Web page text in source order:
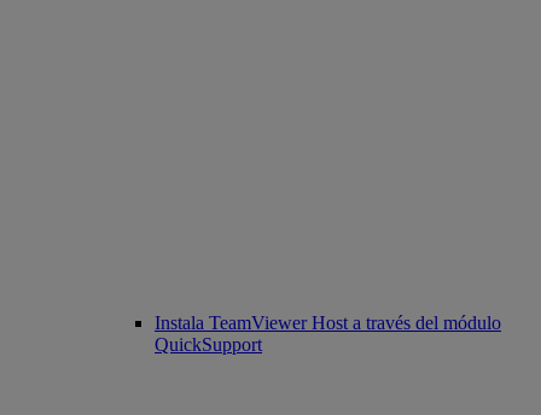
Instala TeamViewer Host a través del módulo
QuickSupport